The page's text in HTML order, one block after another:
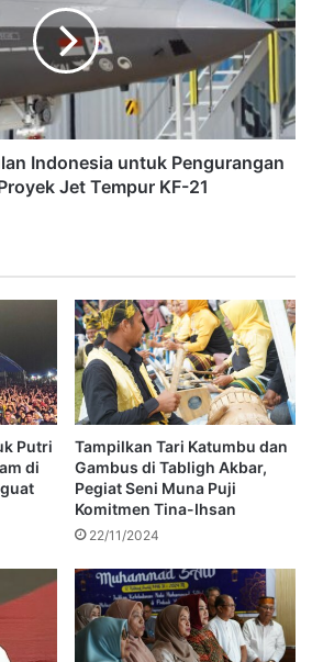
Indonesia untuk Pengurangan
Jet Tempur KF-21
Putri
di
Tampilkan Tari Katumbu dan
Gambus di Tabligh Akbar,
Pegiat Seni Muna Puji
Komitmen Tina-Ihsan
22/11/2024